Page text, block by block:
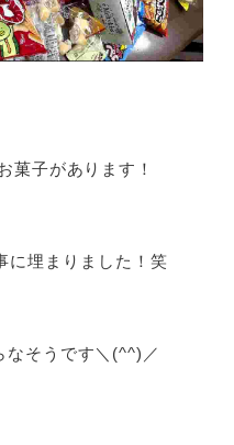
菓子があります！
に埋まりました！笑
なそうです＼(^^)／